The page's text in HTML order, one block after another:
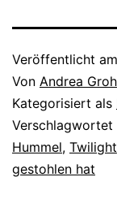
Veröffentlicht am
Von Andrea Groh
Kategorisiert als
Verschlagwortet
Hummel, Twilight
gestohlen hat